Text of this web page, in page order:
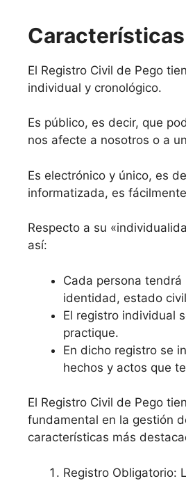
El Registro Civil de Pego
individual y cronológico.
Es público, es decir, que
nos afecte a nosotros o a
Es electrónico y único, es
informatizada, es
Respecto a su
así:
Cada persona
identidad, estado
El registro individual
practique.
En dicho registro se
hechos y actos que
El Registro Civil de Pego
fundamental en la gestión
características más
Registro Obligatorio: